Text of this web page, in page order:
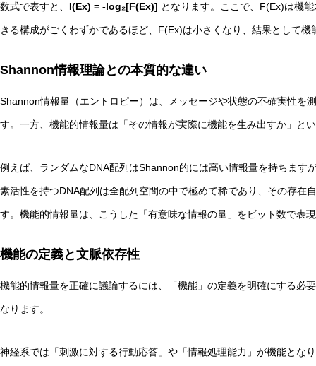
数式で表すと、 I(Ex) = -log₂[F(Ex)] となります。ここで、F(Ex)は機
きる構成がごくわずかであるほど、F(Ex)は小さくなり、結果として
Shannon情報理論との本質的な違い
Shannon情報量（エントロピー）は、メッセージや状態の不確実性を
す。一方、機能的情報量は「その情報が実際に機能を生み出すか」と
例えば、ランダムなDNA配列はShannon的には高い情報量を持ちます
素活性を持つDNA配列は全配列空間の中で極めて稀であり、その存在
す。機能的情報量は、こうした「有意味な情報の量」をビット数で表
機能の定義と文脈依存性
機能的情報量を正確に議論するには、「機能」の定義を明確にする必
なります。
神経系では「刺激に対する行動応答」や「情報処理能力」が機能とな